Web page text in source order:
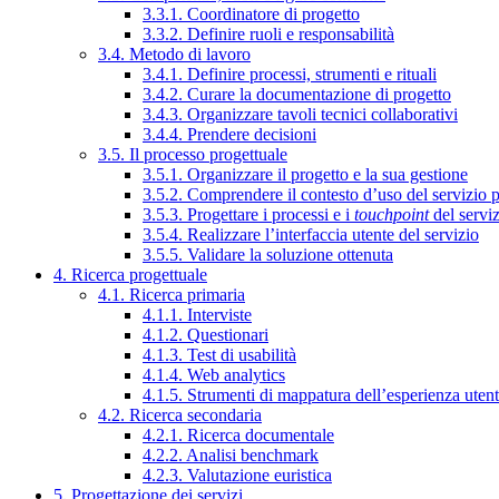
3.3.1. Coordinatore di progetto
3.3.2. Definire ruoli e responsabilità
3.4. Metodo di lavoro
3.4.1. Definire processi, strumenti e rituali
3.4.2. Curare la documentazione di progetto
3.4.3. Organizzare tavoli tecnici collaborativi
3.4.4. Prendere decisioni
3.5. Il processo progettuale
3.5.1. Organizzare il progetto e la sua gestione
3.5.2. Comprendere il contesto d’uso del servizio
3.5.3. Progettare i processi e i touchpointdel
3.5.4. Realizzare l’interfaccia utente del servizio
3.5.5. Validare la soluzione ottenuta
4. Ricerca progettuale
4.1. Ricerca primaria
4.1.1. Interviste
4.1.2. Questionari
4.1.3. Test di usabilità
4.1.4. Web analytics
4.1.5. Strumenti di mappatura dell’esperienza
4.2. Ricerca secondaria
4.2.1. Ricerca documentale
4.2.2. Analisi benchmark
4.2.3. Valutazione euristica
5. Progettazione dei servizi